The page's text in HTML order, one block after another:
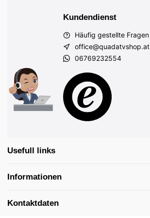
Kundendienst
Häufig gestellte Fragen
office@quadatvshop.at
06769232554
Usefull links
Informationen
Kontaktdaten